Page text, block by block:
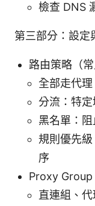
檢查 DNS
第三部分：設定
路由策略（常
全部走代
分流：特
黑名單：
規則優先
序
Proxy Group
直連組、